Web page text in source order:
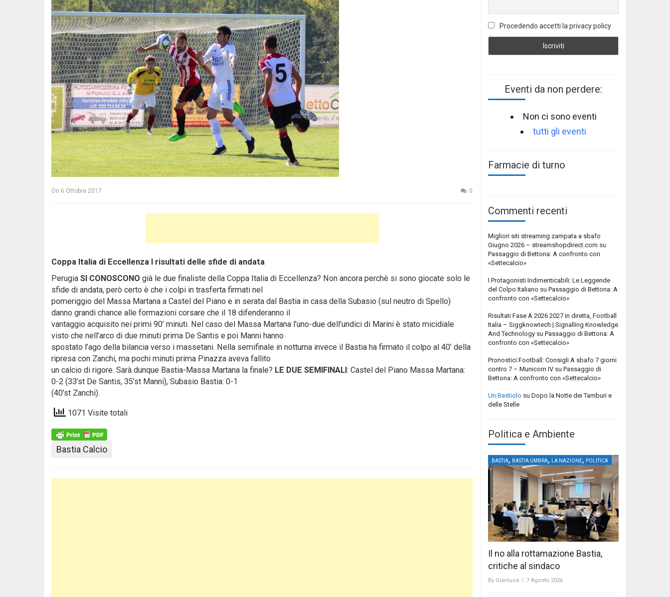
On 6 Ottobre 2017 0
Coppa Italia di Eccellenza I risultati delle sfide di andata
Perugia SI CONOSCONO già le due finaliste della Coppa Italia di Eccellenza? Non ancora perchè si sono giocate solo le
sfide di andata, però certo è che i colpi in trasferta firmati nel
pomeriggio del Massa Martana a Castel del Piano e in serata dal Bastia in casa della Subasio (sul neutro di Spello)
danno grandi chance alle formazioni corsare che il 18 difenderanno il
vantaggio acquisito nei primi 90’ minuti. Nel caso del Massa Martana l’uno-due dell’undici di Marini è stato micidiale
visto che nell’arco di due minuti prima De Santis e poi Manni hanno
spostato l’ago della bilancia verso i massetani. Nella semifinale in notturna invece il Bastia ha firmato il colpo al 40’ della
ripresa con Zanchi, ma pochi minuti prima Pinazza aveva fallito
un calcio di rigore. Sarà dunque Bastia-Massa Martana la finale? LE DUE SEMIFINALI: Castel del Piano Massa Martana:
0-2 (33’st De Santis, 35’st Manni), Subasio Bastia: 0-1
(40’st Zanchi).
1071 Visite totali
Bastia Calcio
Procedendo accetti la privacy policy
Eventi da non perdere:
Non ci sono eventi
tutti gli eventi
Farmacie di turno
Commenti recenti
Migliori siti streaming zampata a sbafo
Giugno 2026 – streamshopdirect.com su
Passaggio di Bettona: A confronto con
«Settecalcio»
I Protagonisti Indimenticabili: Le Leggende
del Colpo Italiano su Passaggio di Bettona: A
confronto con «Settecalcio»
Risultati Fase A 2026 2027 in diretta, Football
Italia – Siggknowtech | Signalling Knowledge
And Technology su Passaggio di Bettona: A
confronto con «Settecalcio»
Pronostici Football: Consigli A sbafo 7 giorni
contro 7 – Municorn IV su Passaggio di
Bettona: A confronto con «Settecalcio»
Un Bastiolo su Dopo la Notte dei Tamburi e
delle Stelle
Politica e Ambiente
BASTIA, BASTIA UMBRA, LA NAZIONE, POLITICA
Il no alla rottamazione Bastia,
critiche al sindaco
By Gianluca / 7 Agosto 2026